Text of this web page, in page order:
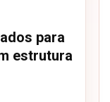
para
estrutura